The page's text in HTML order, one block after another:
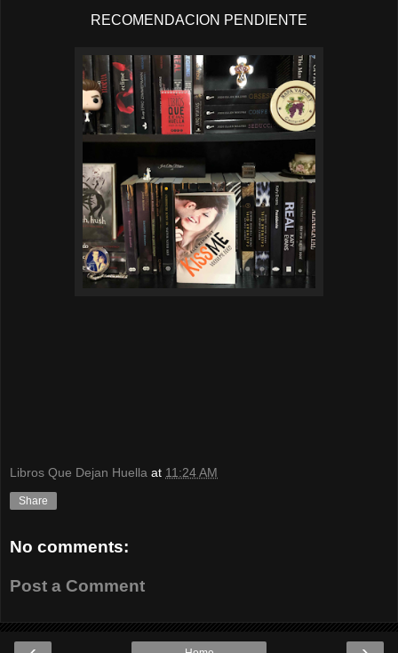
RECOMENDACION PENDIENTE
Libros Que Dejan Huella at 11:24 AM
Share
No comments:
Post a Comment